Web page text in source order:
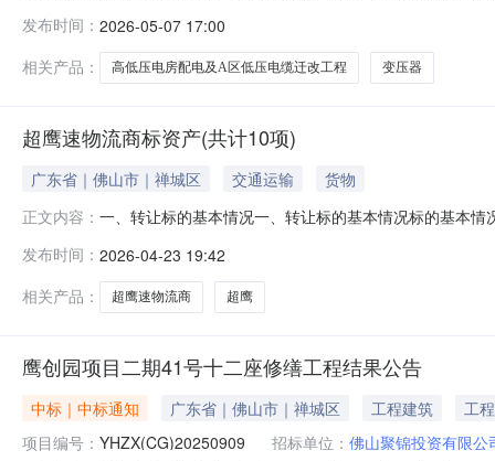
发布时间： 2026-05-07 17:00
相关产品：
高低压电房配电及A区低压电缆迁改工程 变压器
超鹰速物流商标资产(共计10项)
广东省｜佛山市｜禅城区 交通运输
货物
正文内容： 一、转让标的基本情况一、转让标的基本情况标的基本
号），评估基准日：2025年10月31日。清单只供参考，
司评估核准（备案）单
发布时间： 2026-04-23 19:42
相关产品：
超鹰速物流商 超鹰
鹰创园项目二期41号十二座修缮工程结果公告
中标｜中标通知 广东省｜佛山市｜禅城区 工程建筑
工程
项目编号： YHZX(CG)20250909 招标单位： 佛山聚锦投资有限公